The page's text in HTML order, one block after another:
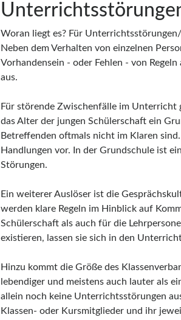
Woran liegt es? Für
Neben dem Verhalten von einzelnen
Vorhandensein - oder Fehlen - von
aus.
Für störende Zwischenfälle im Unterricht
das Alter der jungen Schülerschaft ein
Betreffenden oftmals nicht im Klaren
Handlungen vor. In der Grundschule ist
Störungen.
Ein weiterer Auslöser ist die
werden klare Regeln im Hinblick auf
Schülerschaft als auch für die
existieren, lassen sie sich in den
Hinzu kommt die Größe des
lebendiger und meistens auch lauter als
allein noch keine Unterrichtsstörungen
Klassen- oder Kursmitglieder und ihr